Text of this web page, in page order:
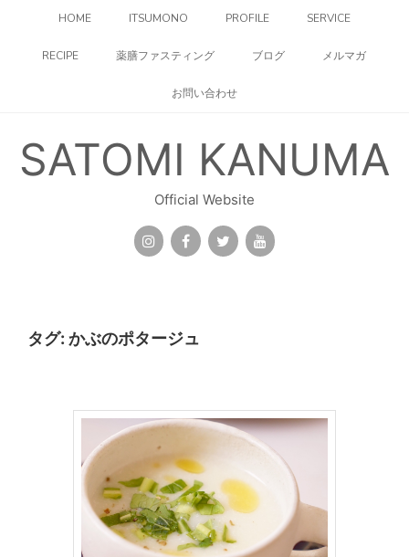
HOME ITSUMONO PROFILE SERVICE
RECIPE 薬膳ファスティング ブログ メルマガ
お問い合わせ
SATOMI KANUMA
Official Website
タグ: かぶのポタージュ